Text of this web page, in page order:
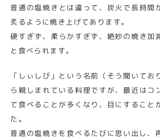
普通の塩焼きとは違って、炭火で長時間
炙るように焼き上げてあります。
硬すぎず、柔らかすぎず、絶妙の焼き加
と食べられます。
「しぃしび」という名前（そう聞いてお
ら親しまれている料理ですが、最近はコ
て食べることが多くなり、目にすること
た。
普通の塩焼きを食べるたびに思い出し、